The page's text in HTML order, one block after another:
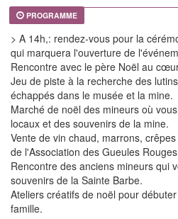
PROGRAMME
> A 14h,: rendez-vous pour la
qui marquera l'ouverture de
Rencontre avec le père Noël au
Jeu de piste à la recherche des
échappés dans le musée et la mine.
Marché de noël des mineurs où
locaux et des souvenirs de la mine.
Vente de vin chaud, marrons,
de l'Association des Gueules
Rencontre des anciens mineurs qui
souvenirs de la Sainte Barbe.
Ateliers créatifs de noël pour
famille.